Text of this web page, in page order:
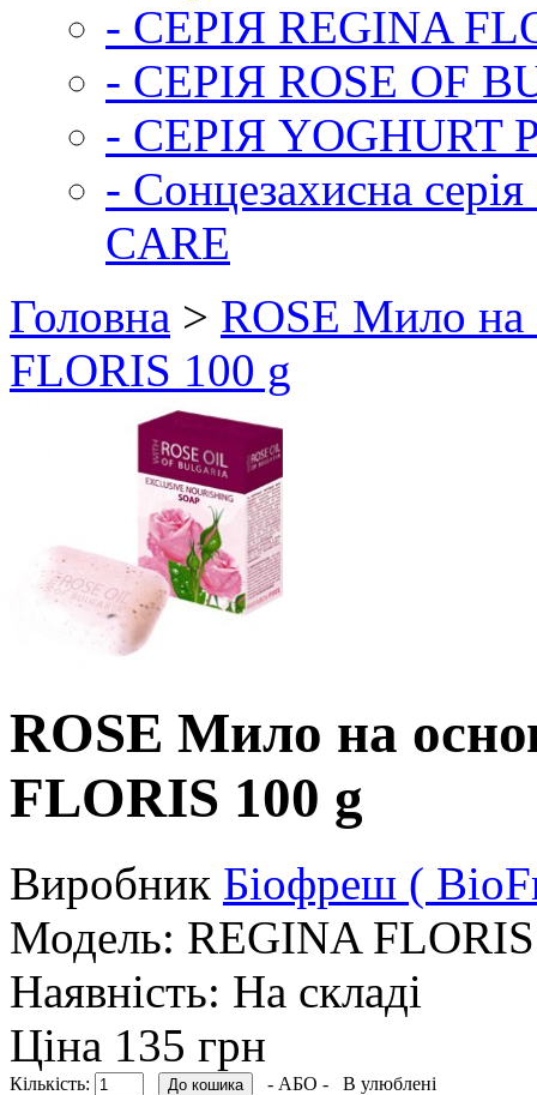
- СЕРІЯ REGINA
- СЕРІЯ ROSE OF
- СЕРІЯ YOGHURT
- Сонцезахисна
CARE
Головна > ROSE Мило на
FLORIS 100 g
ROSE Мило на
FLORIS 100 g
Виробник Біофреш (
Модель: REGINA FLORIS
Наявність: На складі
Ціна 135 грн
Кількість: - АБО -
В улюблені